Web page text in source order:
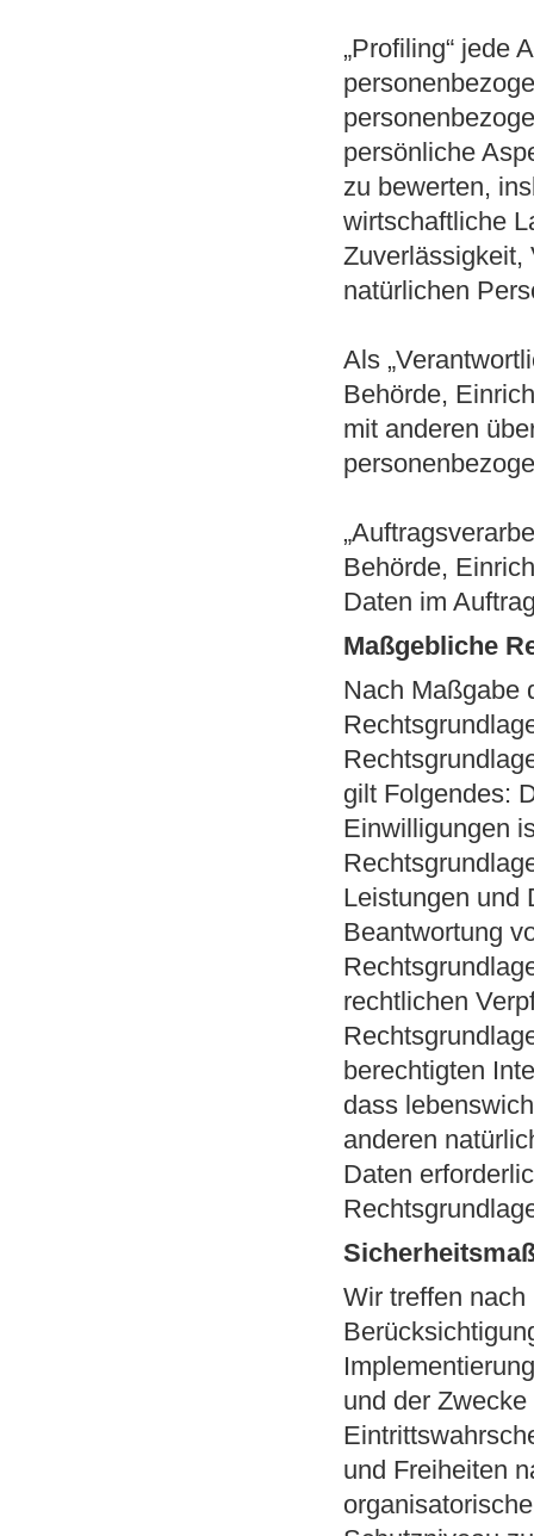
„Profiling“ jede
persönliche
zu bewerten,
wirtschaftliche
Zuverlässigkeit,
natürlichen
Als
Behörde,
mit anderen
Behörde,
Daten im
Maßgebliche
Nach Maßgabe
gilt Folgendes:
Einwilligungen
Leistungen und
Beantwortung
rechtlichen
berechtigten
dass
anderen
Daten
Wir treffen
und der
und Freiheiten